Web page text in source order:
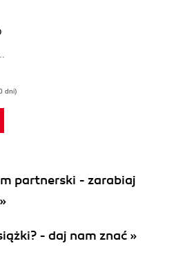
Gowrigari
dni)
partnerski - zarabiaj
- daj nam znać »